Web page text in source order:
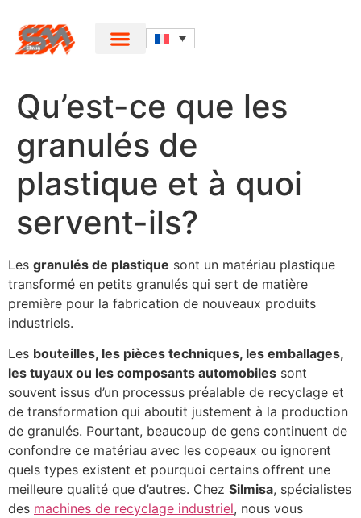
Qu’est-ce que les
granulés de
plastique et à quoi
servent-ils?
Les granulés de plastique sont un matériau plastique
transformé en petits granulés qui sert de matière
première pour la fabrication de nouveaux produits
industriels.
Les bouteilles, les pièces techniques, les emballages,
les tuyaux ou les composants automobiles sont
souvent issus d’un processus préalable de recyclage et
de transformation qui aboutit justement à la production
de granulés. Pourtant, beaucoup de gens continuent de
confondre ce matériau avec les copeaux ou ignorent
quels types existent et pourquoi certains offrent une
meilleure qualité que d’autres. Chez Silmisa, spécialistes
des machines de recyclage industriel, nous vous